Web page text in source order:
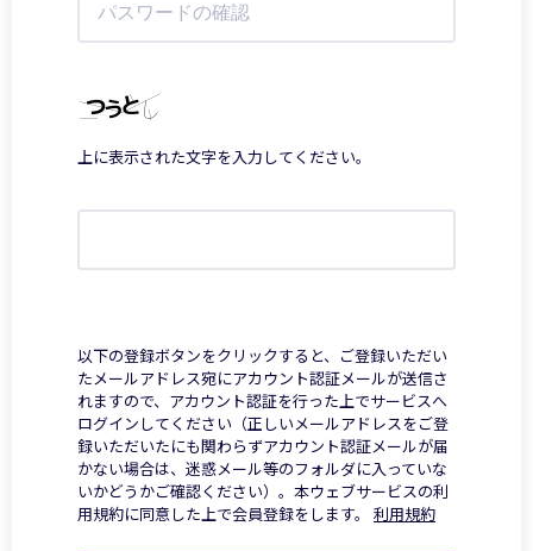
上に表示された文字を入力してください。
以下の登録ボタンをクリックすると、ご登録いただい
たメールアドレス宛にアカウント認証メールが送信さ
れますので、アカウント認証を行った上でサービスへ
ログインしてください（正しいメールアドレスをご登
録いただいたにも関わらずアカウント認証メールが届
かない場合は、迷惑メール等のフォルダに入っていな
いかどうかご確認ください）。本ウェブサービスの利
用規約に同意した上で会員登録をします。 利用規約